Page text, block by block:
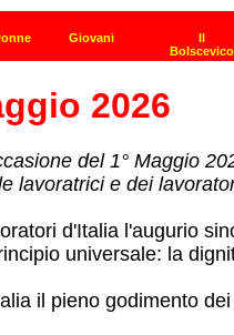
2026
del 1° Maggio
lavoratrici e dei
d'Italia l'augurio
universale: la
il pieno godimento